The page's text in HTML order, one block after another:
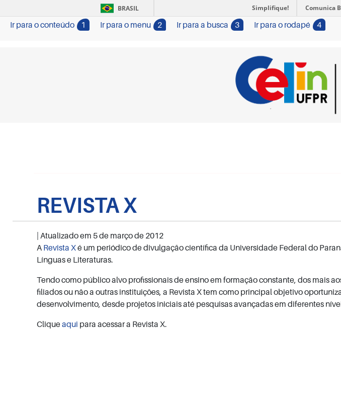
BRASIL Simplifique! Comunica
Ir para o conteúdo 1 Ir para o menu 2 Ir para a busca 3 Ir para o rodapé 4
REVISTA X
| Atualizado em 5 de março de 2012
A Revista Xé um periódico de divulgação científica da Universidade Federal do
Línguas e Literaturas.
Tendo como público alvo profissionais de ensino em formação constante, dos mais
filiados ou não a outras instituições, a Revista X tem como principal objetivo
desenvolvimento, desde projetos iniciais até pesquisas avançadas em diferentes
Cliqueaqui para acessar a Revista X.